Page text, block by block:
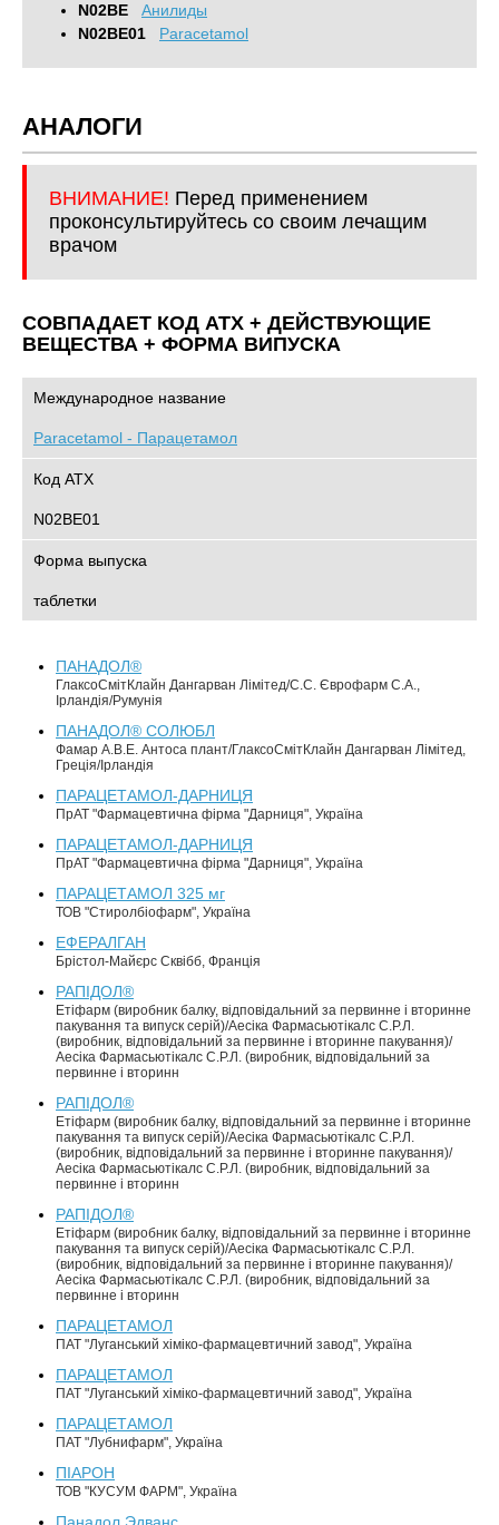
N02BE
Анилиды
N02BE01
Paracetamol
АНАЛОГИ
ВНИМАНИЕ! Перед применением
проконсультируйтесь со своим лечащим
врачом
СОВПАДАЕТ КОД ATХ + ДЕЙСТВУЮЩИЕ
ВЕЩЕСТВА + ФОРМА ВИПУСКА
Международное название
Paracetamol - Парацетамол
Код АТХ
N02BE01
Форма выпуска
таблетки
ПАНАДОЛ®
ГлаксоСмітКлайн Дангарван Лімітед/С.С. Єврофарм С.А.,
Ірландія/Румунія
ПАНАДОЛ® СОЛЮБЛ
Фамар А.В.Е. Антоса плант/ГлаксоСмітКлайн Дангарван Лімітед,
Греція/Ірландія
ПАРАЦЕТАМОЛ-ДАРНИЦЯ
ПрАТ "Фармацевтична фірма "Дарниця", Україна
ПАРАЦЕТАМОЛ-ДАРНИЦЯ
ПрАТ "Фармацевтична фірма "Дарниця", Україна
ПАРАЦЕТАМОЛ 325 мг
ТОВ "Стиролбіофарм", Україна
ЕФЕРАЛГАН
Брістол-Майєрс Сквібб, Франція
РАПІДОЛ®
Етіфарм (виробник балку, відповідальний за первинне і вторинне
пакування та випуск серій)/Аесіка Фармасьютікалс С.Р.Л.
(виробник, відповідальний за первинне і вторинне пакування)/
Аесіка Фармасьютікалс С.Р.Л. (виробник, відповідальний за
первинне і вторинн
РАПІДОЛ®
Етіфарм (виробник балку, відповідальний за первинне і вторинне
пакування та випуск серій)/Аесіка Фармасьютікалс С.Р.Л.
(виробник, відповідальний за первинне і вторинне пакування)/
Аесіка Фармасьютікалс С.Р.Л. (виробник, відповідальний за
первинне і вторинн
РАПІДОЛ®
Етіфарм (виробник балку, відповідальний за первинне і вторинне
пакування та випуск серій)/Аесіка Фармасьютікалс С.Р.Л.
(виробник, відповідальний за первинне і вторинне пакування)/
Аесіка Фармасьютікалс С.Р.Л. (виробник, відповідальний за
первинне і вторинн
ПАРАЦЕТАМОЛ
ПАТ "Луганський хіміко-фармацевтичний завод", Україна
ПАРАЦЕТАМОЛ
ПАТ "Луганський хіміко-фармацевтичний завод", Україна
ПАРАЦЕТАМОЛ
ПАТ "Лубнифарм", Україна
ПІАРОН
ТОВ "КУСУМ ФАРМ", Україна